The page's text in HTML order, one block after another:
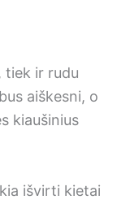
tiek ir rudu
aiškesni, o
kiaušinius
išvirti kietai